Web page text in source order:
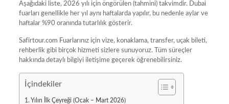
Aşağıdaki liste, 2026 yılı için öngörülen (tahmini) takvimdir. Dubai
fuarları genellikle her yıl aynı haftalarda yapılır, bu nedenle aylar ve
haftalar %90 oranında tutarlılık gösterir.
Safirtour.com Fuarlarınız için vize, konaklama, transfer, uçak bileti,
rehberlik gibi birçok hizmeti sizlere sunuyoruz. Tüm süreçler
hakkında detaylı bilgiyi iletişime geçerek öğrenebilirsiniz.
İçindekiler
Yılın İlk Çeyreği (Ocak – Mart 2026)